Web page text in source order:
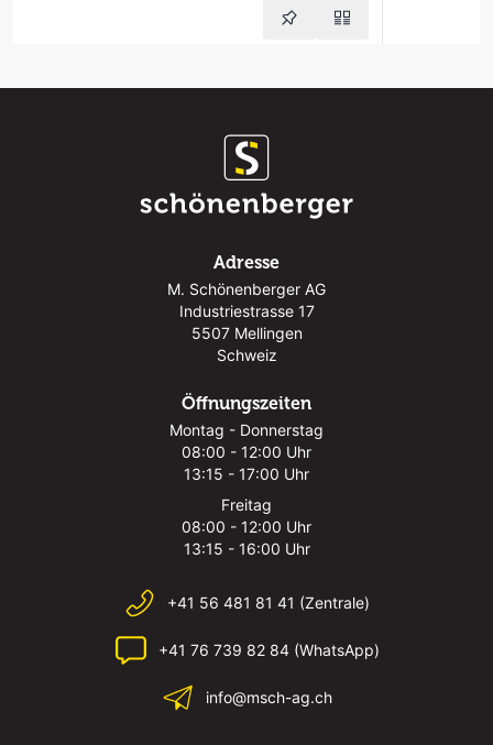
Adresse
M. Schönenberger AG
Industriestrasse 17
5507 Mellingen
Schweiz
Öffnungszeiten
Montag - Donnerstag
08:00 - 12:00 Uhr
13:15 - 17:00 Uhr
Freitag
08:00 - 12:00 Uhr
13:15 - 16:00 Uhr
+41 56 481 81 41 (Zentrale)
+41 76 739 82 84 (WhatsApp)
info@msch-ag.ch